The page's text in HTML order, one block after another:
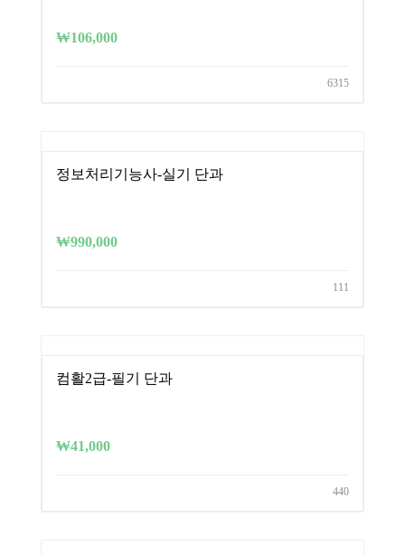
₩106,000
6315
정보처리기능사-실기 단과
₩990,000
111
컴활2급-필기 단과
₩41,000
440